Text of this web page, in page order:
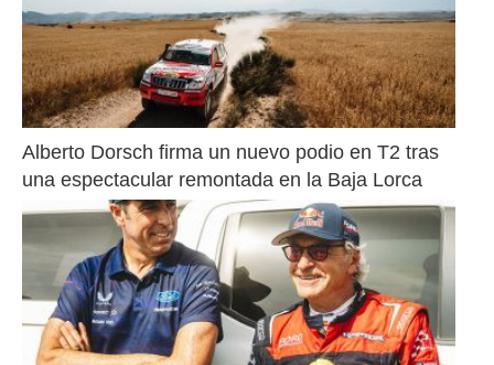
Alberto Dorsch firma un nuevo podio en T2 tras
una espectacular remontada en la Baja Lorca